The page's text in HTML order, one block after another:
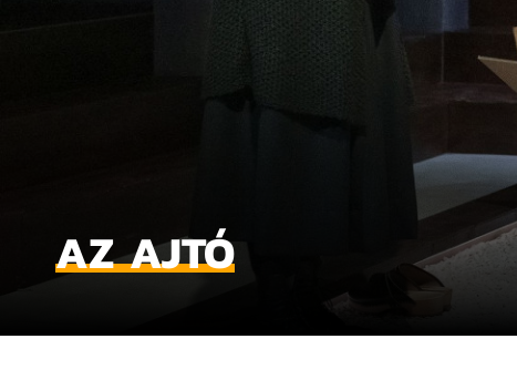
AZ AJTÓ